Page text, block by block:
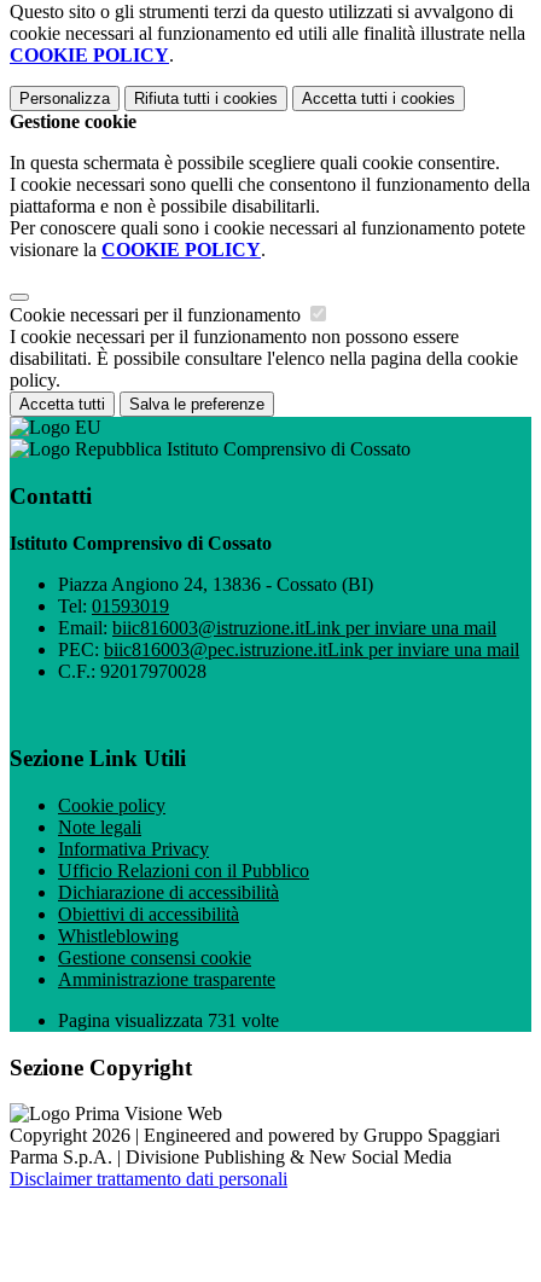
Questo sito o gli strumenti terzi da questo utilizzati si avvalgono di
cookie necessari al funzionamento ed utili alle finalità illustrate nella
COOKIE POLICY.
Personalizza Rifiuta tutti i cookies Accetta tutti i cookies
Gestione cookie
In questa schermata è possibile scegliere quali cookie consentire.
I cookie necessari sono quelli che consentono il funzionamento della
piattaforma e non è possibile disabilitarli.
Per conoscere quali sono i cookie necessari al funzionamento potete
visionare la COOKIE POLICY.
Cookie necessari per il funzionamento
I cookie necessari per il funzionamento non possono essere
disabilitati. È possibile consultare l'elenco nella pagina della cookie
policy.
Accetta tutti Salva le preferenze
Istituto Comprensivo di Cossato
Contatti
Istituto Comprensivo di Cossato
Piazza Angiono 24, 13836 - Cossato (BI)
Tel: 01593019
Email: biic816003@istruzione.itLink per inviare una mail
PEC: biic816003@pec.istruzione.itLink per inviare una mail
C.F.: 92017970028
Sezione Link Utili
Cookie policy
Note legali
Informativa Privacy
Ufficio Relazioni con il Pubblico
Dichiarazione di accessibilità
Obiettivi di accessibilità
Whistleblowing
Gestione consensi cookie
Amministrazione trasparente
Pagina visualizzata 731 volte
Sezione Copyright
Copyright 2026 | Engineered and powered by Gruppo Spaggiari
Parma S.p.A. | Divisione Publishing & New Social Media
Disclaimer trattamento dati personali